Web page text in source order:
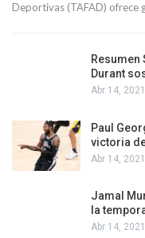
Deportivas (TAFAD) ofrece
Resumen
Durant
Abr 14, 2021
Paul
victoria
Abr 14, 2021
Jamal
la
Abr 14, 2021